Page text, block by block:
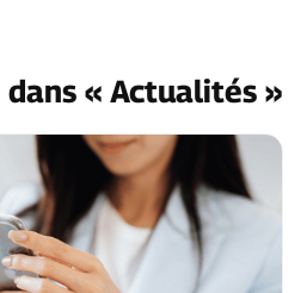
« Actualités »